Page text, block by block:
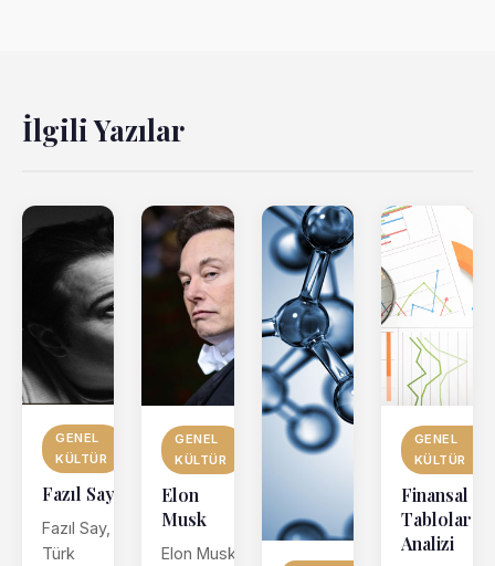
İlgili Yazılar
GENEL
KÜLTÜR
Fazıl Say
Fazıl Say,
Türk
GENEL
KÜLTÜR
Elon
Musk
Elon Musk
GENEL
KÜLTÜR
Finansal
Tablolar
Analizi